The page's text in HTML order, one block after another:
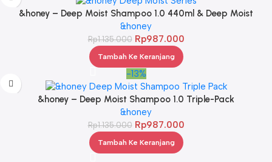
&honey – Deep Moist Shampoo 1.0 440ml & Deep Moist
Treatment 2.0 445Gr & Deep Moist Hair Oil 3.0 100ml
&honey
Rp1.135.000 Rp987.000
Tambah Ke Keranjang
-13%
&honey – Deep Moist Shampoo 1.0 Triple-Pack
&honey
Rp1.135.000 Rp987.000
Tambah Ke Keranjang